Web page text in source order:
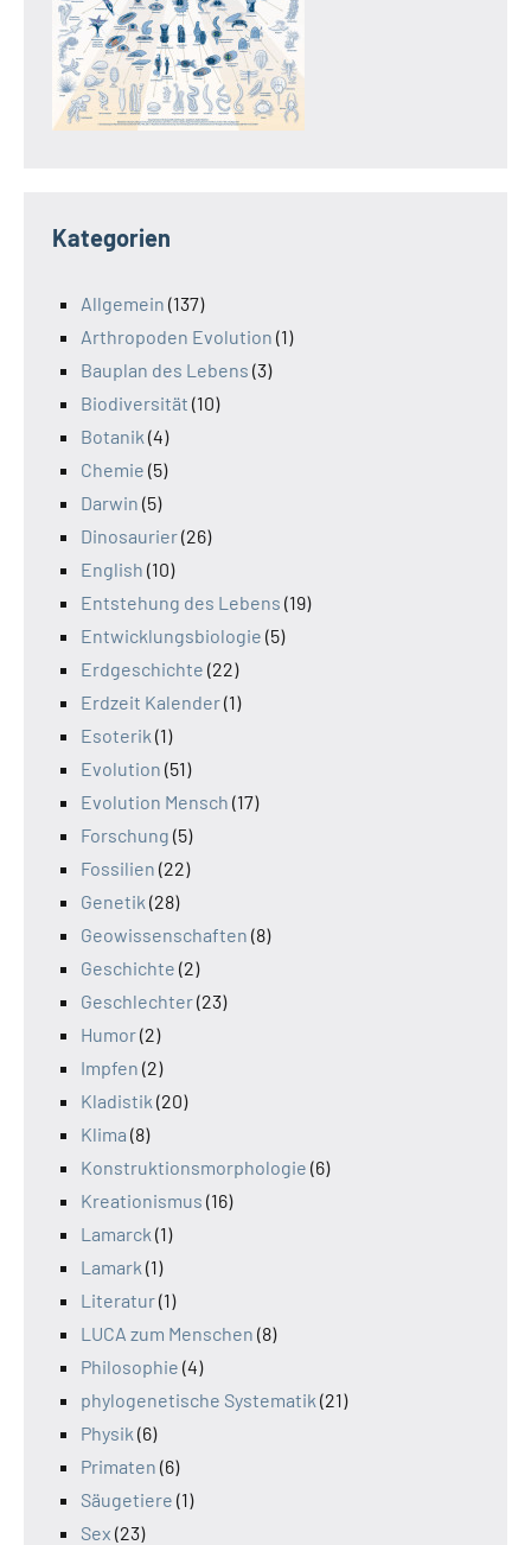
Kategorien
Allgemein (137)
Arthropoden Evolution (1)
Bauplan des Lebens (3)
Biodiversität (10)
Botanik (4)
Chemie (5)
Darwin (5)
Dinosaurier(26)
English (10)
Entstehung des Lebens (19)
Entwicklungsbiologie (5)
Erdgeschichte (22)
Erdzeit Kalender(1)
Esoterik (1)
Evolution (51)
Evolution Mensch (17)
Forschung (5)
Fossilien (22)
Genetik (28)
Geowissenschaften (8)
Geschichte (2)
Geschlechter(23)
Humor(2)
Impfen (2)
Kladistik (20)
Klima (8)
Konstruktionsmorphologie (6)
Kreationismus (16)
Lamarck (1)
Lamark (1)
Literatur(1)
LUCA zum Menschen (8)
Philosophie (4)
phylogenetische Systematik (21)
Physik (6)
Primaten (6)
Säugetiere (1)
Sex (23)